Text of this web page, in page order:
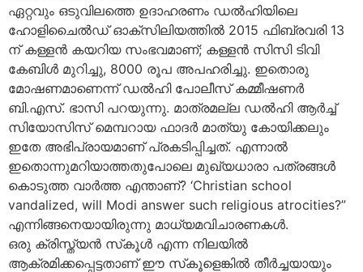
ഏറ്റവും ഒടുവിലത്തെ ഉദാഹരണം ഡല്‍ഹിയിലെ
ഹോളിചൈല്‍ഡ് ഓക്‌സിലിയത്തില്‍ 2015 ഫിബ്രവരി 13
ന് കള്ളന്‍ കയറിയ സംഭവമാണ്; കള്ളന്‍ സിസി ടിവി
കേബിള്‍ മുറിച്ചു, 8000 രൂപ അപഹരിച്ചു. ഇതൊരു
മോഷണമാണെന്ന് ഡല്‍ഹി പോലീസ് കമ്മീഷണര്‍
ബി.എസ്. ഭാസി പറയുന്നു. മാത്രമല്ല ഡല്‍ഹി ആര്‍ച്ച്
സിയോസിസ് മെമ്പറായ ഫാദര്‍ മാത്യു കോയിക്കലും
ഇതേ അഭിപ്രായമാണ് പ്രകടിപ്പിച്ചത്. എന്നാല്‍
ഇതൊന്നുമറിയാത്തതുപോലെ മുഖ്യധാരാ പത്രങ്ങള്‍
കൊടുത്ത വാര്‍ത്ത എന്താണ്? ‘Christian school
vandalized, will Modi answer such religious atrocities?”
എന്നിങ്ങനെയായിരുന്നു മാധ്യമവിചാരണകള്‍.
ഒരു ക്രിസ്ത്യന്‍ സ്‌കൂള്‍ എന്ന നിലയില്‍
ആക്രമിക്കപ്പെട്ടതാണ് ഈ സ്‌കൂളെങ്കില്‍ തീര്‍ച്ചയായും